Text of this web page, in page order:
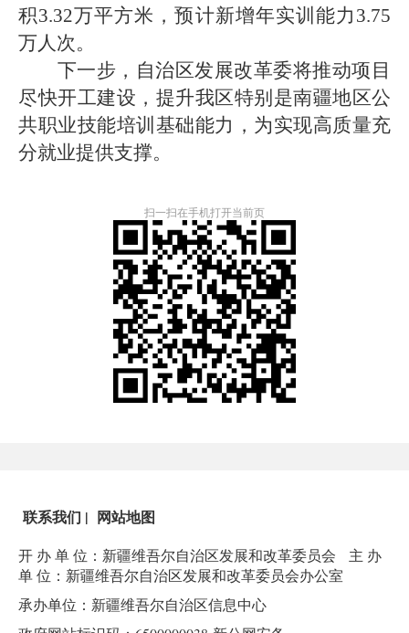
积3.32万平方米，预计新增年实训能力 3.75
万人次。
下一步，自治区发展改革委将推动项目
尽快开工建设，提升我区特别是南疆地区公
共职业技能培训基础能力，为实现高质量充
分就业提供支撑。
扫一扫在手机打开当前页
联系我们 | 网站地图
开 办 单 位：新疆维吾尔自治区发展和改革委员会
主 办
单 位：新疆维吾尔自治区发展和改革委员会办公室
承办单位：新疆维吾尔自治区信息中心